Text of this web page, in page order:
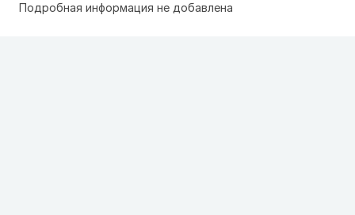
Подробная информация не добавлена